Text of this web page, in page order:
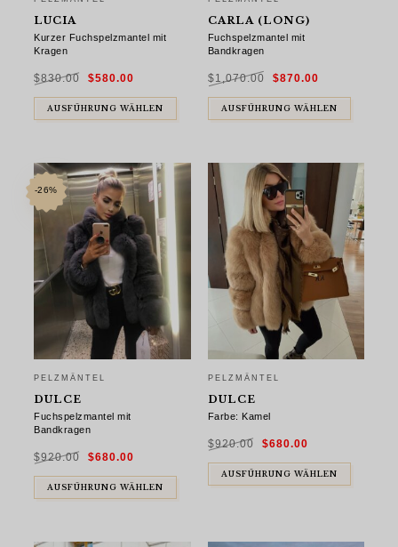
LUCIA
Kurzer Fuchspelzmantel mit
Kragen
$830.00
Ursprünglicher
Preis
$830.00
$580.00
$580.00.
AUSFÜHRUNG WÄHLEN
CARLA (LONG)
Fuchspelzmantel mit
Bandkragen
$1,070.00
Ursprünglicher
Preis
$1,070.00
$870.00Preis
$870.00.
AUSFÜHRUNG WÄHLEN
-26%
PELZMÄNTEL
DULCE
Fuchspelzmantel mit
Bandkragen
$920.00
Ursprünglicher
Preis
$920.00
$680.00
$680.00.
AUSFÜHRUNG WÄHLEN
PELZMÄNTEL
DULCE
Farbe: Kamel
$920.00
Ursprünglicher
Preis
$920.00
$680.00Preis
$680.00.
AUSFÜHRUNG WÄHLEN